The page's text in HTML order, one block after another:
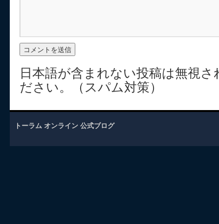
日本語が含まれない投稿は無視
ださい。（スパム対策）
トーラム オンライン 公式ブログ